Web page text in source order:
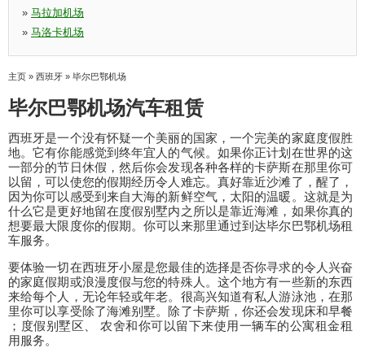
» 马拉加机场
» 马洛卡机场
主页 » 西班牙 » 毕尔巴鄂机场
毕尔巴鄂机场汽车租赁
西班牙是一个没有怀疑一个美丽的国家，一个完美的家庭度假胜
地。它有你能感觉到终年宜人的气候。如果你正计划在世界的这
一部分的节日休假，然后你会发现各种各样的卡萨斯在那里你可
以留，可以使您的假期经历令人难忘。真好靠近沙滩了，醒了，
因为你可以感受到来自大海的新鲜空气，太阳的温暖。这就是为
什么它是更好地留在度假别墅内之所以是靠近海滩，如果你真的
想要最大限度你的假期。你可以来那里通过到达毕尔巴鄂机场租
车服务。
要体验一切在西班牙小屋是您最佳的选择是否你寻求的令人兴奋
的家庭假期或浪漫度假与您的特殊人。这个地方有一些新的东西
来给每个人，无论年轻或年老。很高兴知道有私人游泳池，在那
里你可以享受除了海滩别墅。除了卡萨斯，你还会发现床和早餐
；度假别墅区、 农舍和你可以留下来使用一辆车的公寓租金租
用服务。